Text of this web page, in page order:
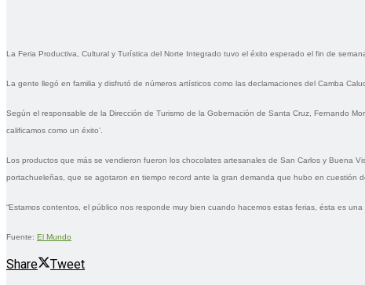
La Feria Productiva, Cultural y Turística del Norte Integrado tuvo el éxito esperado el fin de
La gente llegó en familia y disfrutó de números artísticos como las declamaciones del Camba
Según el responsable de la Dirección de Turismo de la Gobernación de Santa Cruz, Fernando
calificamos como un éxito’.
Los productos que más se vendieron fueron los chocolates artesanales de San Carlos y Buena
portachueleñas, que se agotaron en tiempo record ante la gran demanda que hubo en cuestión
“Estamos contentos, el público nos responde muy bien cuando hacemos estas ferias, ésta es
Fuente: El Mundo
Share Tweet